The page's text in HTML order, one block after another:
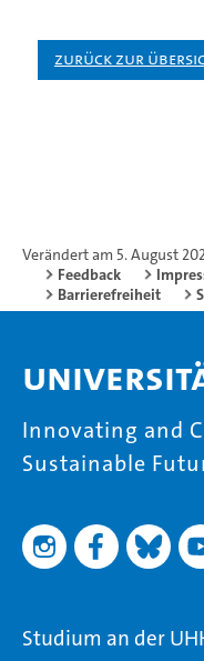
Zurück zur
Verändert am 5. August
Feedback
Barrierefreiheit
Innovating and
Sustainable
Studium an der